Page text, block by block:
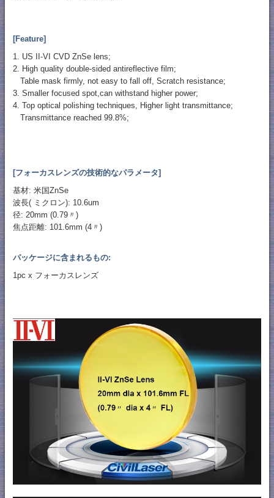
[Feature]
1. US II-VI CVD ZnSe lens;
2. High quality double-sided antireflective film;
Table mask firmly, not easy to fall off, Scratch resistance;
3. Smaller focused spot,can withstand higher power;
4. Top optical polishing techniques, Higher light transmittance;
Transmittance reached 99.8%;
[フォーカスレンズの技術的なパラメータ]
基材: 米国ZnSe
波長( ミクロン): 10.6um
径: 20mm (0.79〃)
焦点距離: 101.6mm (4〃)
パッケージに含まれるもの:
1pc x フォーカスレンズ